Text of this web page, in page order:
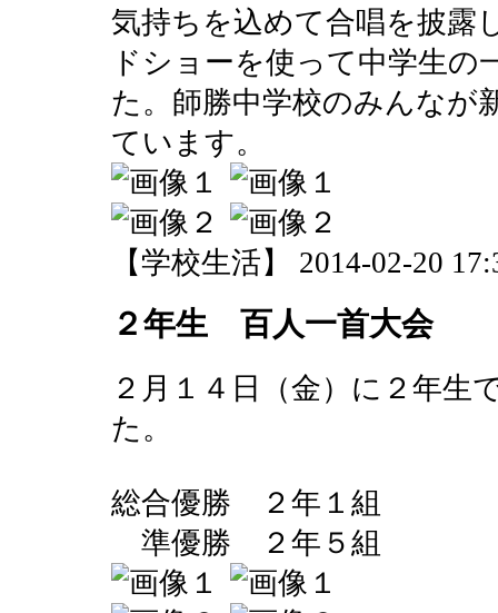
気持ちを込めて合唱を披露
ドショーを使って中学生の
た。師勝中学校のみんなが
ています。
【学校生活】 2014-02-20
２年生 百人一首大会
２月１４日（金）に２年生
た。
総合優勝 ２年１組
準優勝 ２年５組